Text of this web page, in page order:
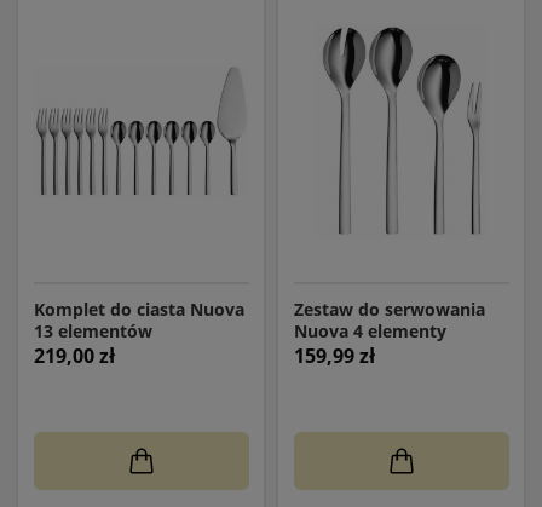
Komplet do ciasta Nuova
13 elementów
219,00 zł
Zestaw do serwowania
Nuova 4 elementy
159,99 zł